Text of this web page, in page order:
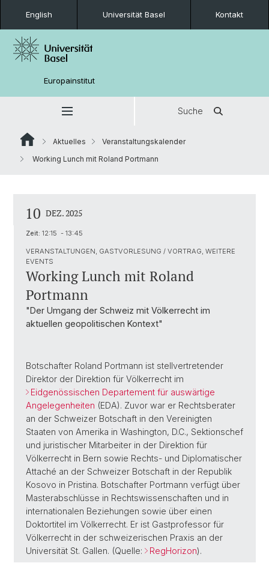
English Universität Basel Kontakt
Europainstitut
Suche
Aktuelles
Veranstaltungskalender
Working Lunch mit Roland Portmann
10 DEZ. 2025
Zeit: 12:15 - 13:45
VERANSTALTUNGEN, GASTVORLESUNG / VORTRAG, WEITERE
EVENTS
Working Lunch mit Roland
Portmann
"Der Umgang der Schweiz mit Völkerrecht im
aktuellen geopolitischen Kontext"
Botschafter Roland Portmann ist stellvertretender
Direktor der Direktion für Völkerrecht im
Eidgenössischen Departement für auswärtige
Angelegenheiten (EDA). Zuvor war er Rechtsberater
an der Schweizer Botschaft in den Vereinigten
Staaten von Amerika in Washington, D.C., Sektionschef
und juristischer Mitarbeiter in der Direktion für
Völkerrecht in Bern sowie Rechts- und Diplomatischer
Attaché an der Schweizer Botschaft in der Republik
Kosovo in Pristina. Botschafter Portmann verfügt über
Masterabschlüsse in Rechtswissenschaften und in
internationalen Beziehungen sowie über einen
Doktortitel im Völkerrecht. Er ist Gastprofessor für
Völkerrecht in der schweizerischen Praxis an der
Universität St. Gallen. (Quelle:
RegHorizon).